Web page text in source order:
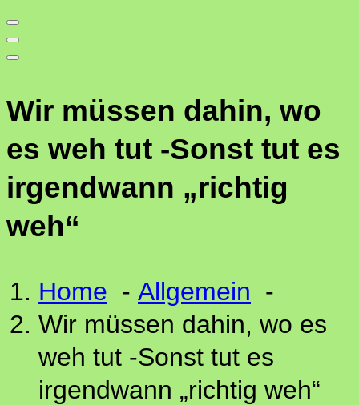
Wir müssen dahin, wo
es weh tut -Sonst tut es
irgendwann „richtig
weh“
Home - Allgemein -
Wir müssen dahin, wo es
weh tut -Sonst tut es
irgendwann „richtig weh“